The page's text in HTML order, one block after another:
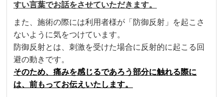
すい言葉でお話をさせていただきます。
また、施術の際には利用者様が「防御反射」を起こさ
ないように気をつけています。
防御反射とは、刺激を受けた場合に反射的に起こる回
避の動きです。
そのため、痛みを感じるであろう部分に触れる際に
は、前もってお伝えいたします。